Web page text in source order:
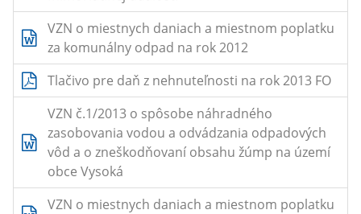
VZN o miestnych daniach a miestnom poplatku
za komunálny odpad na rok 2012
Tlačivo pre daň z nehnuteľnosti na rok 2013 FO
VZN č.1/2013 o spôsobe náhradného
zasobovania vodou a odvádzania odpadových
vôd a o zneškodňovaní obsahu žúmp na území
obce Vysoká
VZN o miestnych daniach a miestnom poplatku